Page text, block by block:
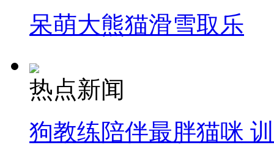
呆萌大熊猫滑雪取乐
热点新闻
狗教练陪伴最胖猫咪